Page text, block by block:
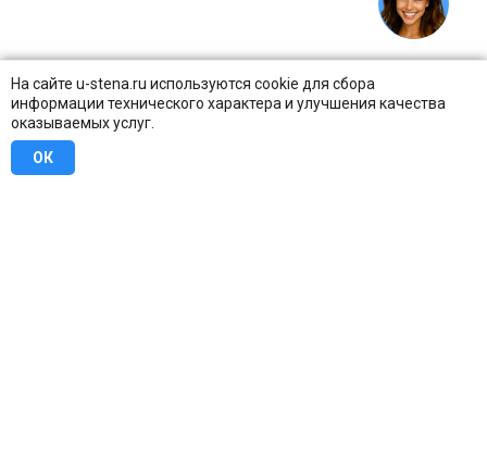
На сайте u-stena.ru используются cookie для сбора
информации технического характера и улучшения качества
оказываемых услуг.
ОК